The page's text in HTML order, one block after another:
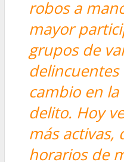
robos a
mayor
grupos de
cambio en
delito. Hoy
más activas,
horarios de